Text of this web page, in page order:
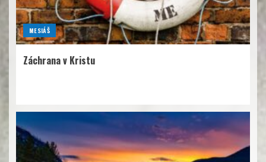
MESIÁŠ
Záchrana v Kristu